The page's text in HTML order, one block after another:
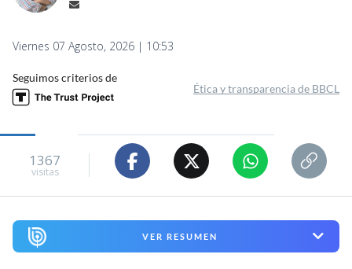
Viernes 07 Agosto, 2026 | 10:53
Seguimos criterios de
Ética y transparencia de BBCL
1367
visitas
VER RESUMEN